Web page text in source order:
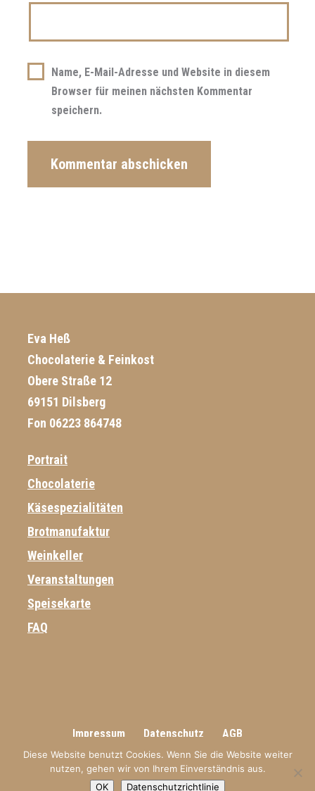
Name, E-Mail-Adresse und Website in diesem
Browser für meinen nächsten Kommentar
speichern.
Eva Heß
Chocolaterie & Feinkost
Obere Straße 12
69151 Dilsberg
Fon 06223 864748
Portrait
Chocolaterie
Käsespezialitäten
Brotmanufaktur
Weinkeller
Veranstaltungen
Speisekarte
FAQ
Impressum Datenschutz AGB
Diese Website benutzt Cookies. Wenn Sie die Website weiter
nutzen, gehen wir von Ihrem Einverständnis aus.
OK
Datenschutzrichtlinie